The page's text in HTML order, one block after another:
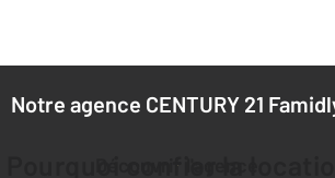
Notre agence CENTURY 21
Découvrir l'agence
Pourquoi confier la